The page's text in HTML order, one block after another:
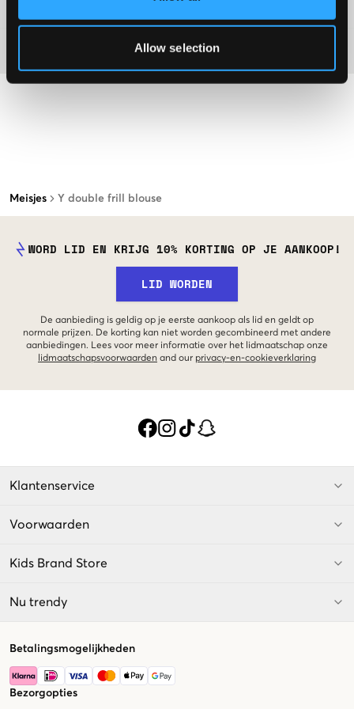
Allow selection
Meisjes Y double frill blouse
WORD LID EN KRIJG 10% KORTING OP JE AANKOOP!
LID WORDEN
De aanbieding is geldig op je eerste aankoop als lid en geldt op
normale prijzen. De korting kan niet worden gecombineerd met andere
aanbiedingen. Lees voor meer informatie over het lidmaatschap onze
lidmaatschapsvoorwaarden and our privacy-en-cookieverklaring
Klantenservice
Voorwaarden
Kids Brand Store
Nu trendy
Betalingsmogelijkheden
Bezorgopties